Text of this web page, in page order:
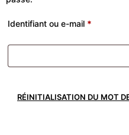
Identifiant ou e-mail *
RÉINITIALISATION DU MOT